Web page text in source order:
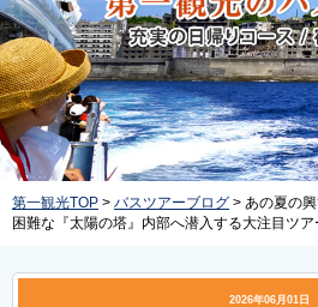
第一観光TOP > バスツアーブログ > あの夏の
困難な『太陽の塔』内部へ潜入する大注目ツア
2026年06月01日